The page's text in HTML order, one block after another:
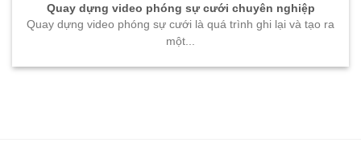
Quay dựng video phóng sự cưới chuyên nghiệp
Quay dựng video phóng sự cưới là quá trình ghi lại và tạo ra
một...